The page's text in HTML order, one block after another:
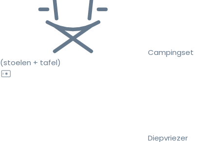
Campingset
(stoelen + tafel)
Diepvriezer